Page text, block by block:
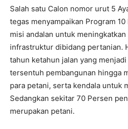
Salah satu Calon nomor urut 5
tegas menyampaikan Program
misi andalan untuk
infrastruktur dibidang pertanian.
tahun ketahun jalan yang
tersentuh pembangunan hingga
para petani, serta kendala untuk
Sedangkan sekitar 70 Persen
merupakan petani.